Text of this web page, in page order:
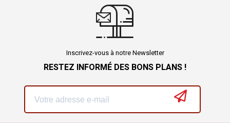
Inscrivez-vous à notre Newsletter
RESTEZ INFORMÉ DES BONS PLANS !